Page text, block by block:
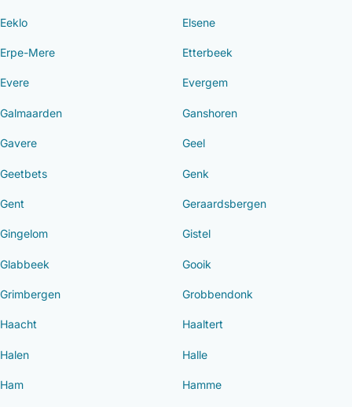
Eeklo Elsene
Erpe-Mere Etterbeek
Evere Evergem
Galmaarden Ganshoren
Gavere Geel
Geetbets Genk
Gent Geraardsbergen
Gingelom Gistel
Glabbeek Gooik
Grimbergen Grobbendonk
Haacht Haaltert
Halen Halle
Ham Hamme